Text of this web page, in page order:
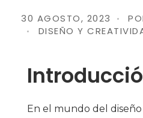
30 AGOSTO, 2023
DISEÑO Y
En el mundo del diseño